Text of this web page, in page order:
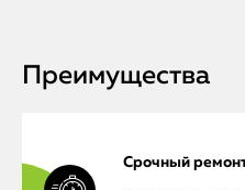
Преимущества
Срочный